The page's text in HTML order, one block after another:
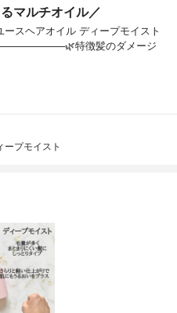
マルチオイル／
ヘアオイル ディープモイスト
特徴髪のダメージ
ープモイスト